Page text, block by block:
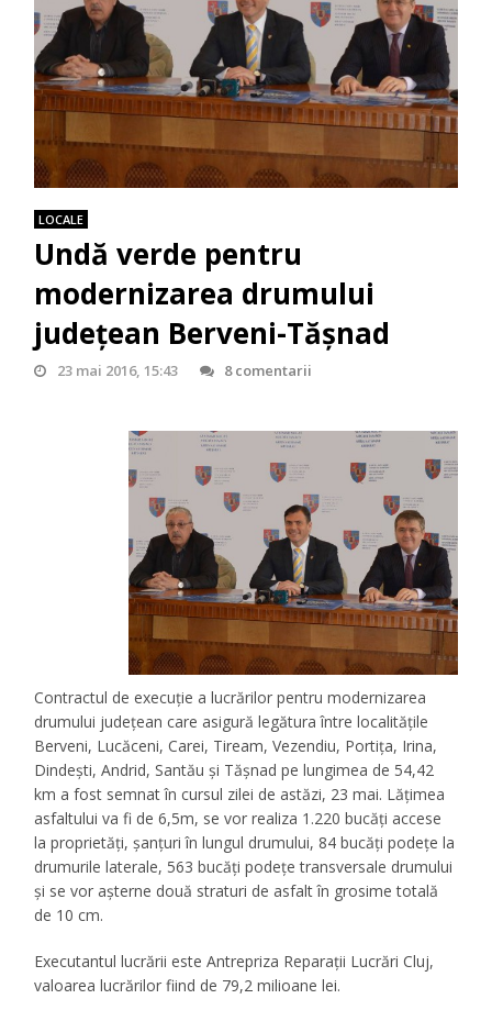
LOCALE
Undă verde pentru
modernizarea drumului
județean Berveni-Tășnad
23 mai 2016, 15:43 8 comentarii
Contractul de execuție a lucrărilor pentru modernizarea
drumului județean care asigură legătura între localitățile
Berveni, Lucăceni, Carei, Tiream, Vezendiu, Portița, Irina,
Dindești, Andrid, Santău și Tășnad pe lungimea de 54,42
km a fost semnat în cursul zilei de astăzi, 23 mai. Lățimea
asfaltului va fi de 6,5m, se vor realiza 1.220 bucăți accese
la proprietăți, șanțuri în lungul drumului, 84 bucăți podețe la
drumurile laterale, 563 bucăți podețe transversale drumului
și se vor așterne două straturi de asfalt în grosime totală
de 10 cm.
Executantul lucrării este Antrepriza Reparații Lucrări Cluj,
valoarea lucrărilor fiind de 79,2 milioane lei.